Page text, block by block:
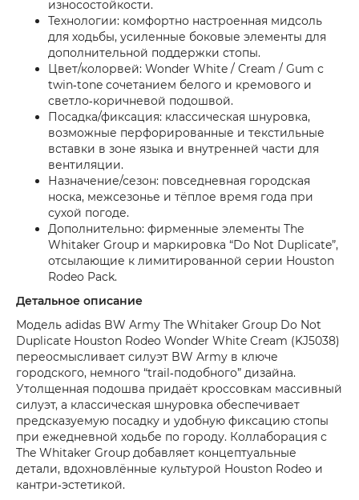
износостойкости.
Технологии: комфортно настроенная мидсоль
для ходьбы, усиленные боковые элементы для
дополнительной поддержки стопы.
Цвет/колорвей: Wonder White / Cream / Gum с
twin‑tone сочетанием белого и кремового и
светло‑коричневой подошвой.
Посадка/фиксация: классическая шнуровка,
возможные перфорированные и текстильные
вставки в зоне языка и внутренней части для
вентиляции.
Назначение/сезон: повседневная городская
носка, межсезонье и тёплое время года при
сухой погоде.
Дополнительно: фирменные элементы The
Whitaker Group и маркировка “Do Not Duplicate”,
отсылающие к лимитированной серии Houston
Rodeo Pack.
Детальное описание
Модель adidas BW Army The Whitaker Group Do Not
Duplicate Houston Rodeo Wonder White Cream (KJ5038)
переосмысливает силуэт BW Army в ключе
городского, немного “trail‑подобного” дизайна.
Утолщенная подошва придаёт кроссовкам массивный
силуэт, а классическая шнуровка обеспечивает
предсказуемую посадку и удобную фиксацию стопы
при ежедневной ходьбе по городу. Коллаборация с
The Whitaker Group добавляет концептуальные
детали, вдохновлённые культурой Houston Rodeo и
кантри‑эстетикой.